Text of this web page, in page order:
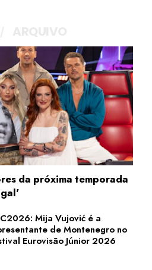
da próxima temporada
Mija Vujović é a
de Montenegro no
Eurovisão Júnior 2026